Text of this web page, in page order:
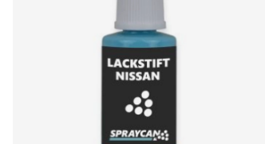
lackering eller tejpmontering.Vanliga
branscher:Metallbearbetning • Skyltproduktion •
Ytrengöringsservett är inte ett desinfektionsmedel.